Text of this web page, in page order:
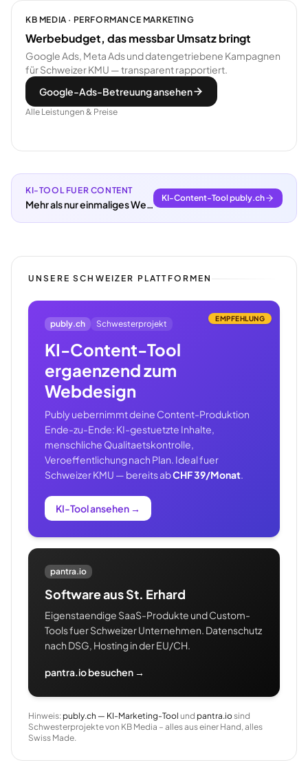
KB MEDIA · PERFORMANCE MARKETING
Werbebudget, das messbar Umsatz bringt
Google Ads, Meta Ads und datengetriebene Kampagnen
für Schweizer KMU — transparent rapportiert.
Google-Ads-Betreuung ansehen
Alle Leistungen & Preise
KI-TOOL FUER CONTENT
Mehr als nur einmaliges Webdesign.
KI-Content-Tool publy.ch
UNSERE SCHWEIZER PLATTFORMEN
EMPFEHLUNG
publy.ch Schwesterprojekt
KI-Content-Tool
ergaenzend zum
Webdesign
Publy uebernimmt deine Content-Produktion
Ende-zu-Ende: KI-gestuetzte Inhalte,
menschliche Qualitaetskontrolle,
Veroeffentlichung nach Plan. Ideal fuer
Schweizer KMU — bereits abCHF 39/Monat.
KI-Tool ansehen →
pantra.io
Software aus St. Erhard
Eigenstaendige SaaS-Produkte und Custom-
Tools fuer Schweizer Unternehmen. Datenschutz
nach DSG, Hosting in der EU/CH.
pantra.io besuchen →
Hinweis: publy.ch — KI-Marketing-Tool und pantra.iosind
Schwesterprojekte von KB Media – alles aus einer Hand, alles
Swiss Made.